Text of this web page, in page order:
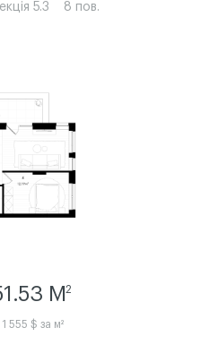
5.3 8 пов.
M 2
1 555 $ за м²